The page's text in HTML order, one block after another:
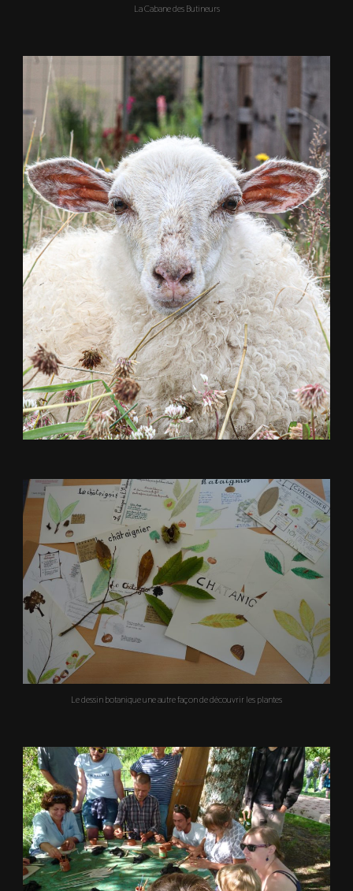
La Cabane des Butineurs
Le dessin botanique une autre façon de découvrir les plantes